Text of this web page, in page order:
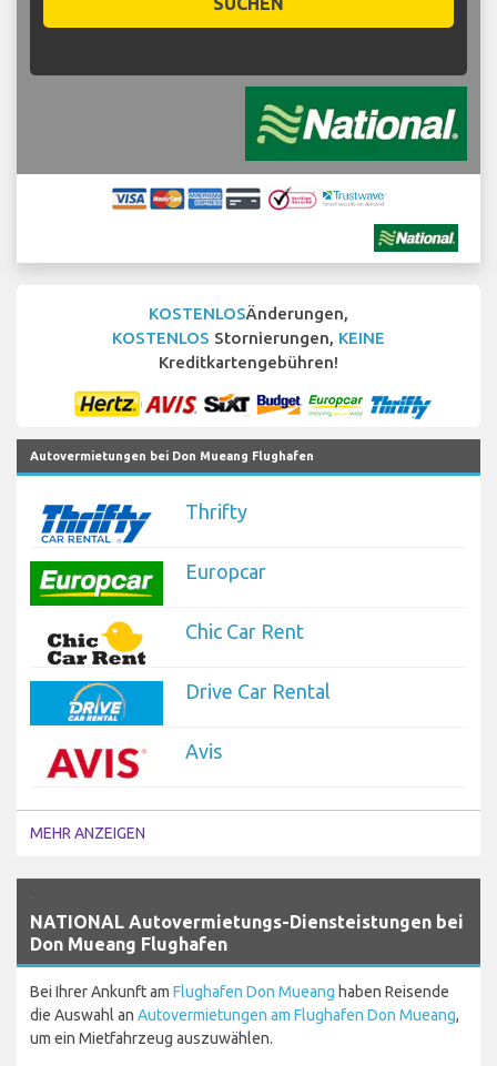
KOSTENLOSÄnderungen,
KOSTENLOS Stornierungen, KEINE
Kreditkartengebühren!
Autovermietungen bei Don Mueang Flughafen
Thrifty
Europcar
Chic Car Rent
Drive Car Rental
Avis
MEHR ANZEIGEN
NATIONAL Autovermietungs-Diensteistungen bei
Don Mueang Flughafen
Bei Ihrer Ankunft am Flughafen Don Mueang haben Reisende
die Auswahl an Autovermietungen am Flughafen Don Mueang,
um ein Mietfahrzeug auszuwählen.